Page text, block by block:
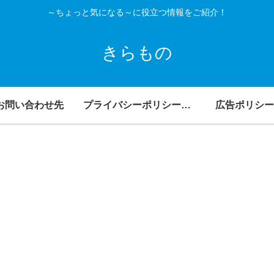
～ちょっと気になる～に役立つ情報をご紹介！
きらもの
問い合わせ先 プライバシーポリシー・免責事項 広告ポリシー